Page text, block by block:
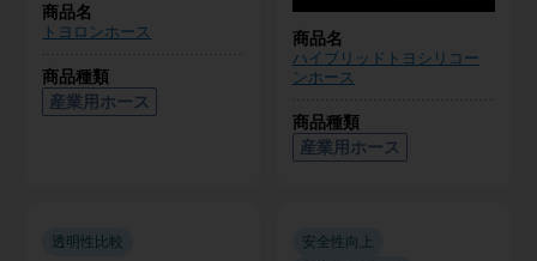
商品名
トヨロンホース
商品種類
産業用ホース
商品名
ハイブリッドトヨシリコー
ンホース
商品種類
産業用ホース
透明性比較
安全性向上